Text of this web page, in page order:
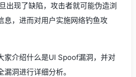
出现了缺陷，攻击者就可能伪造浏
息，进而对用户实施网络钓鱼攻
家介绍什么是UI Spoof漏洞，并对
洞进行详细分析。